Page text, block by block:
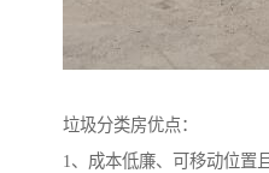
垃圾分类房优点：
1、成本低廉、可移动位置